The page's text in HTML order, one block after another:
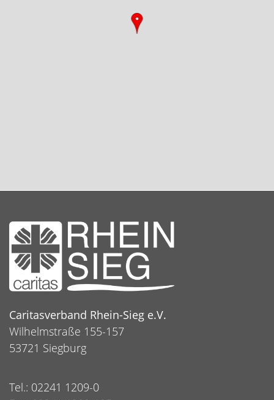
Caritasverband Rhein-Sieg e.V.
Wilhelmstraße 155-157
53721 Siegburg
Tel.: 02241 1209-0